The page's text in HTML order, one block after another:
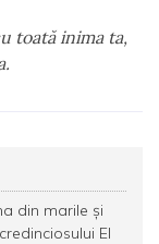
toată inima ta,
din marile şi
El